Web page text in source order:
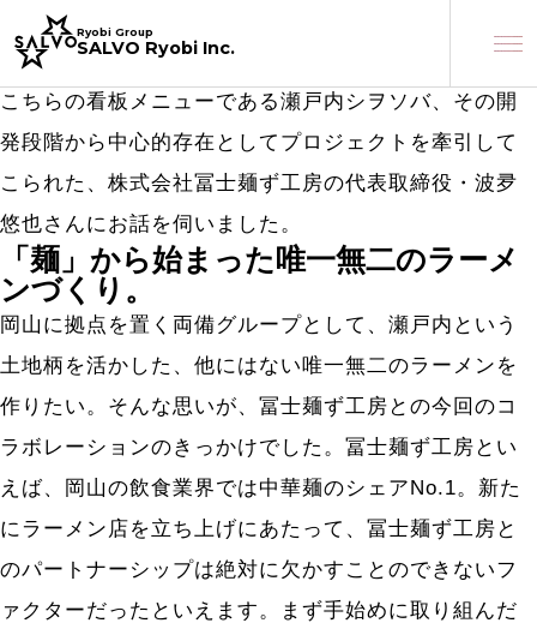
Ryobi Group
SALVO Ryobi Inc.
Ryobi Group
SALVO Ryobi Inc.
サルボ両備が経営する人気のラーメン店、「瀬戸内シ
ヲソバ3.5」。
こちらの看板メニューである瀬戸内シヲソバ、その開
発段階から中心的存在としてプロジェクトを牽引して
こられた、株式会社冨士麺ず工房の代表取締役・波夛
悠也さんにお話を伺いました。
「麺」から始まった唯一無二のラーメ
ンづくり。
岡山に拠点を置く両備グループとして、瀬戸内という
土地柄を活かした、他にはない唯一無二のラーメンを
作りたい。そんな思いが、冨士麺ず工房との今回のコ
ラボレーションのきっかけでした。冨士麺ず工房とい
えば、岡山の飲食業界では中華麺のシェアNo.1。新た
にラーメン店を立ち上げにあたって、冨士麺ず工房と
のパートナーシップは絶対に欠かすことのできないフ
ァクターだったといえます。まず手始めに取り組んだ